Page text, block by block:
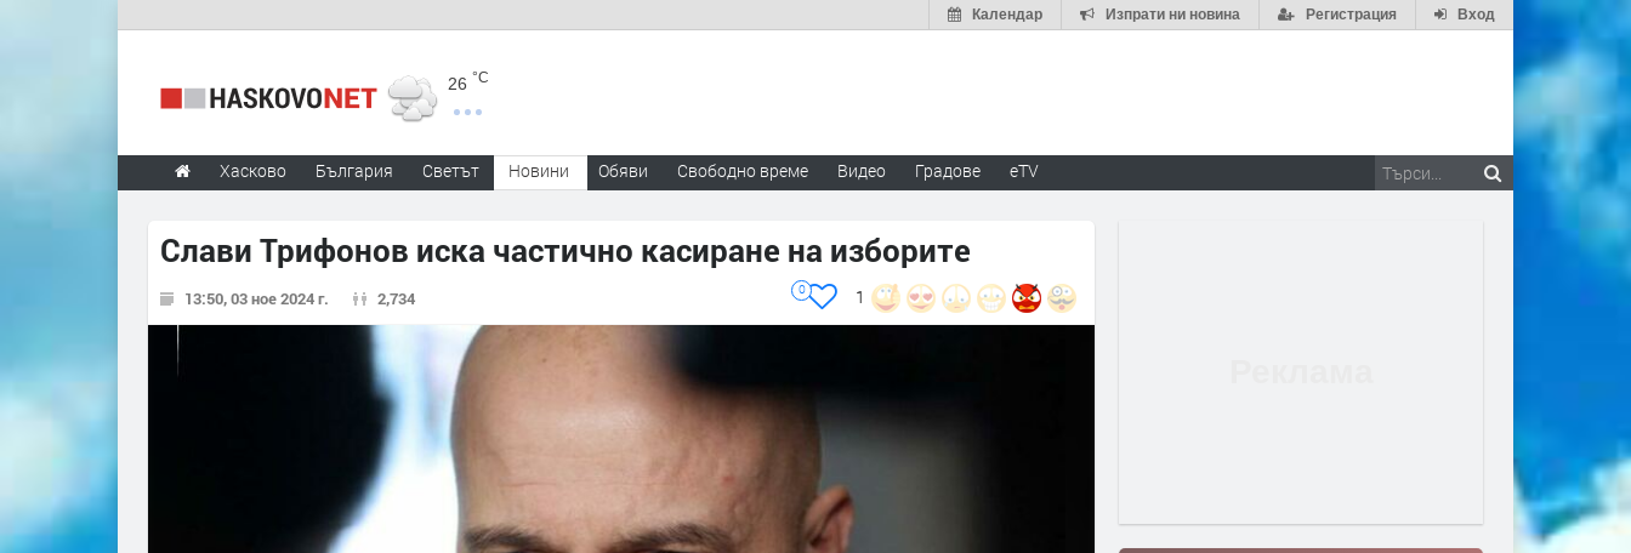
Вход
Регистрация
Изпрати ни новина
Календар
26 °C
Хасково България Светът Новини Обяви Свободно време Видео Градове eTV
Слави Трифонов иска частично касиране на изборите
13:50, 03 ное 2024 г. 2,734 1
0